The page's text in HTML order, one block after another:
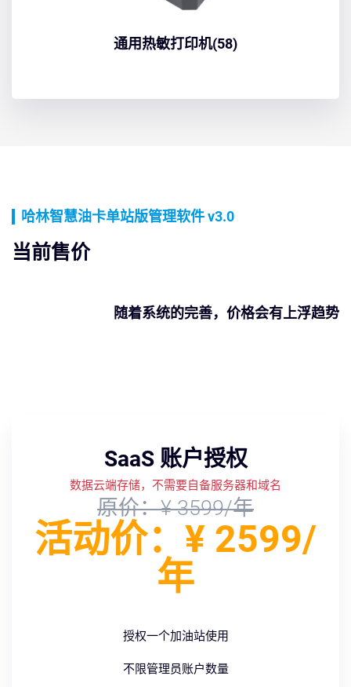
通用热敏打印机(58)
哈林智慧油卡单站版管理软件 v3.0
当前售价
随着系统的完善，价格会有上浮趋势
SaaS 账户授权
数据云端存储，不需要自备服务器和域名
原价：¥ 3599/年
活动价：¥ 2599/
年
授权一个加油站使用
不限管理员账户数量